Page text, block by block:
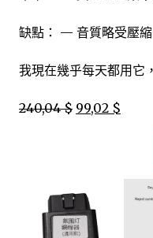
缺點： — 音質略受壓
我現在幾乎每天都用它
240,04 $ 99,02 $